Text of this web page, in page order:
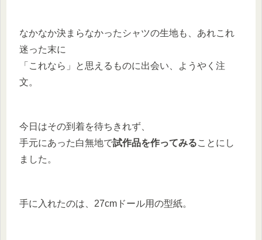
なかなか決まらなかったシャツの生地も、あれこれ
迷った末に
「これなら」と思えるものに出会い、ようやく注
文。
今日はその到着を待ちきれず、
手元にあった白無地で試作品を作ってみることにし
ました。
手に入れたのは、27cmドール用の型紙。